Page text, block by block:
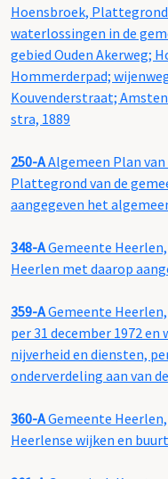
Hoensbroek,
waterlossingen in de
gebied Ouden Akerweg;
Hommerderpad;
Kouvenderstraat;
stra, 1889
250-AAlgemeen Plan
Plattegrond van de
aangegeven het
348-AGemeente
Heerlen met daarop
359-AGemeente
per 31 december 1972
nijverheid en diensten,
onderverdeling aan van
360-AGemeente
Heerlense wijken en